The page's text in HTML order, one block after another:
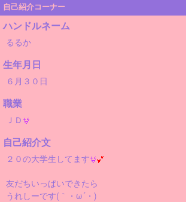
自己紹介コーナー
ハンドルネーム
るるか
生年月日
６月３０日
職業
ＪＤ
自己紹介文
２０の大学生してます
友だちいっぱいできたら
うれしーです(｀・ω´・)